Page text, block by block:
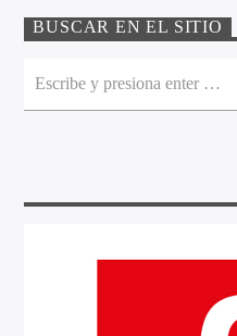
BUSCAR EN EL SITIO